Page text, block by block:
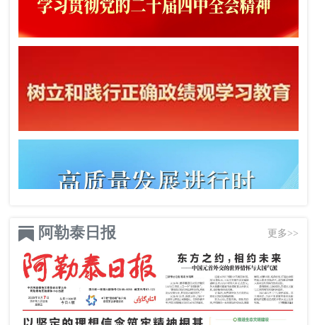
阿勒泰日报 更多>>